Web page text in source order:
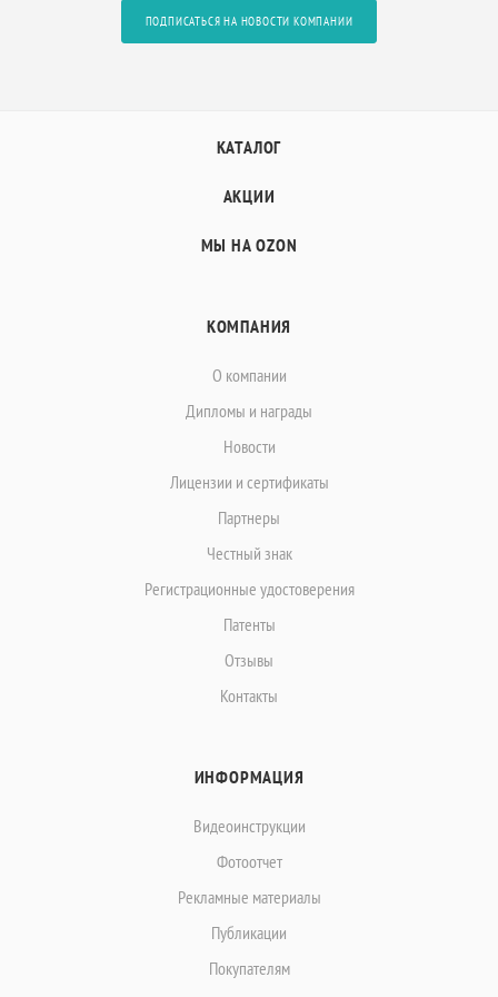
ПОДПИСАТЬСЯ НА НОВОСТИ КОМПАНИИ
КАТАЛОГ
АКЦИИ
МЫ НА OZON
КОМПАНИЯ
О компании
Дипломы и награды
Новости
Лицензии и сертификаты
Партнеры
Честный знак
Регистрационные удостоверения
Патенты
Отзывы
Контакты
ИНФОРМАЦИЯ
Видеоинструкции
Фотоотчет
Рекламные материалы
Публикации
Покупателям